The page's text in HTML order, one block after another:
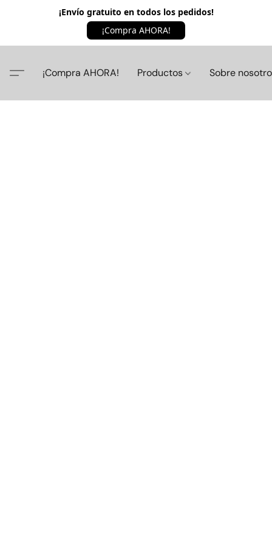
¡Envío gratuito en todos los pedidos!
¡Compra AHORA!
¡Compra AHORA! Productos Sobre